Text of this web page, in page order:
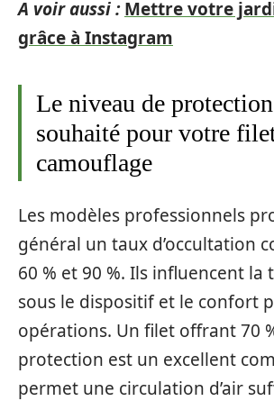
A voir aussi : Mettre votre
grâce à Instagram
Le niveau de
souhaité pour votre
camouflage
Les modèles professionnels
général un taux d’occultation
60 % et 90 %. Ils influencent
sous le dispositif et le confort
opérations. Un filet offrant 70
protection est un excellent
permet une circulation d’air